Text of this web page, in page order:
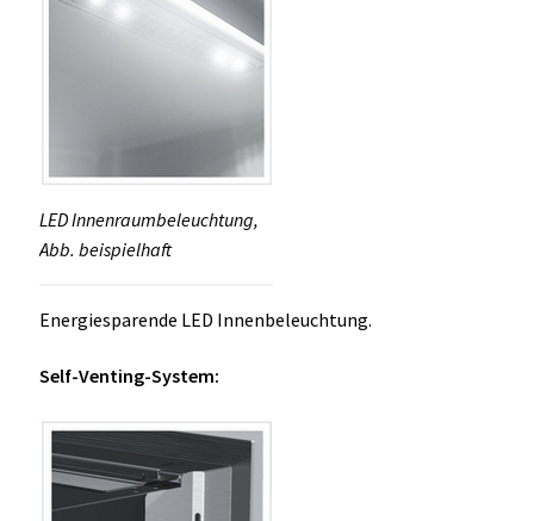
LED Innenraumbeleuchtung,
Abb. beispielhaft
Energiesparende LED Innenbeleuchtung.
Self-Venting-System: